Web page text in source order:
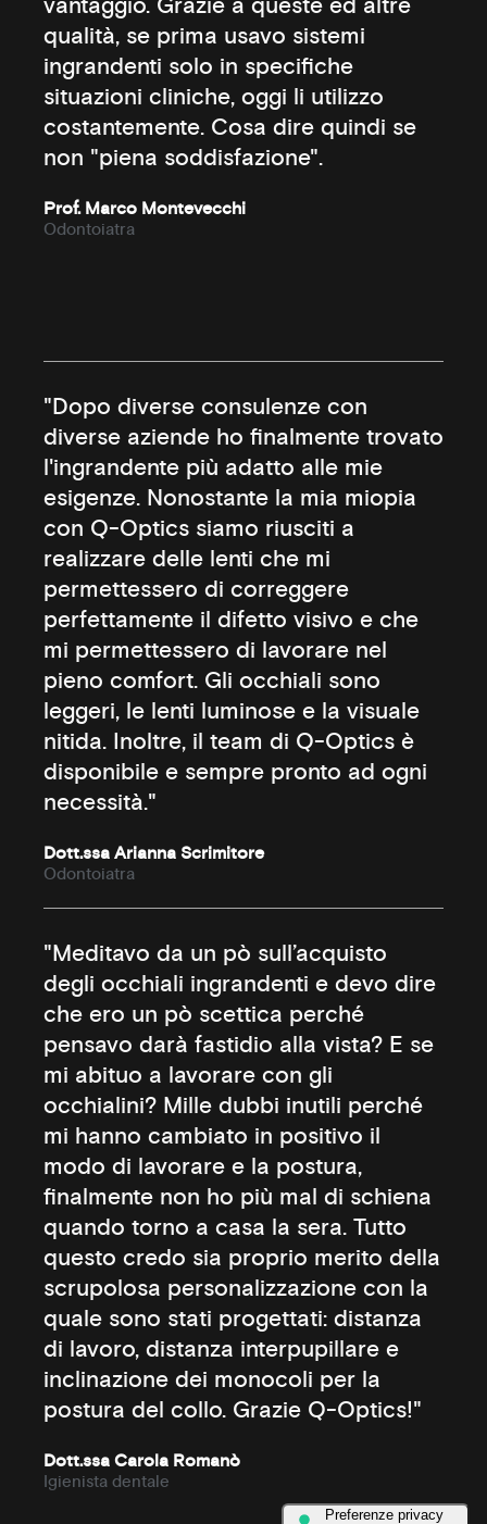
vantaggio. Grazie a queste ed altre
qualità, se prima usavo sistemi
ingrandenti solo in specifiche
situazioni cliniche, oggi li utilizzo
costantemente. Cosa dire quindi se
non "piena soddisfazione".
Prof. Marco Montevecchi
Odontoiatra
"Dopo diverse consulenze con
diverse aziende ho finalmente trovato
l'ingrandente più adatto alle mie
esigenze. Nonostante la mia miopia
con Q-Optics siamo riusciti a
realizzare delle lenti che mi
permettessero di correggere
perfettamente il difetto visivo e che
mi permettessero di lavorare nel
pieno comfort. Gli occhiali sono
leggeri, le lenti luminose e la visuale
nitida. Inoltre, il team di Q-Optics è
disponibile e sempre pronto ad ogni
necessità."
Dott.ssa Arianna Scrimitore
Odontoiatra
"Meditavo da un pò sull’acquisto
degli occhiali ingrandenti e devo dire
che ero un pò scettica perché
pensavo darà fastidio alla vista? E se
mi abituo a lavorare con gli
occhialini? Mille dubbi inutili perché
mi hanno cambiato in positivo il
modo di lavorare e la postura,
finalmente non ho più mal di schiena
quando torno a casa la sera. Tutto
questo credo sia proprio merito della
scrupolosa personalizzazione con la
quale sono stati progettati: distanza
di lavoro, distanza interpupillare e
inclinazione dei monocoli per la
postura del collo. Grazie Q-Optics!"
Dott.ssa Carola Romanò
Igienista dentale